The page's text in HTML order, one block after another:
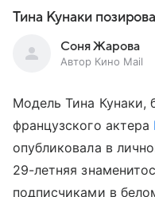
Тина Кунаки
Соня Жарова
Автор Кино Mail
Модель Тина Кунаки,
французского актера
опубликовала в
29-летняя
подписчиками в